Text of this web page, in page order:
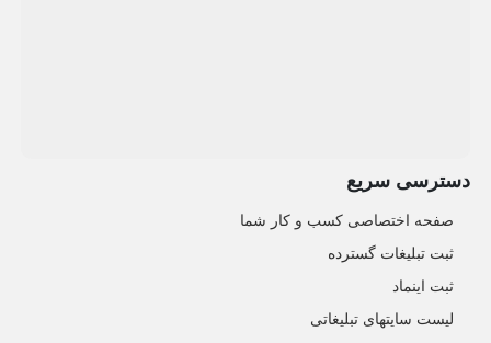
دسترسی سریع
صفحه اختصاصی کسب و کار شما
ثبت تبلیغات گسترده
ثبت اینماد
لیست سایتهای تبلیغاتی